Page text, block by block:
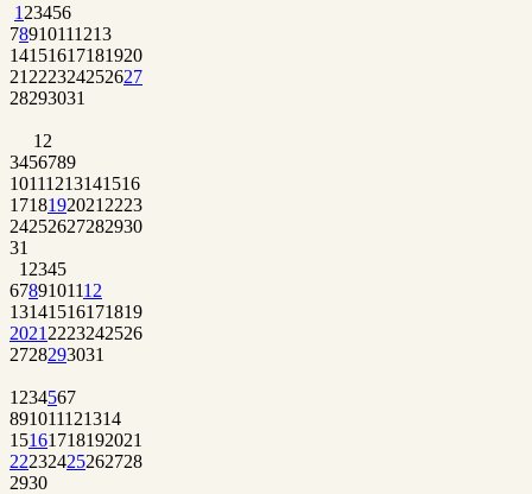
1 23456
78910111213
14151617181920
21 222324252627
28293031
1 2
3456789
10111213141516
1718192021 2223
24252627282930
31
1 2345
6789101112
13141516171819
2021 2223242526
2728293031
1 234567
891011121314
15161718192021
22232425262728
2930